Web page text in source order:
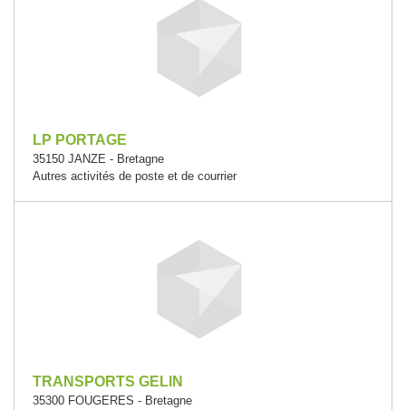
LP PORTAGE
35150 JANZE - Bretagne
Autres activités de poste et de courrier
TRANSPORTS GELIN
35300 FOUGERES - Bretagne